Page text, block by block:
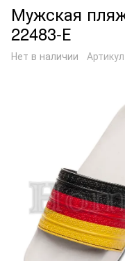
Мужская
22483-Е
Нет в наличии